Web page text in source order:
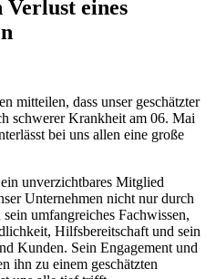
eines
mitteilen, dass unser geschätzter
schwerer Krankheit am 06. Mai
bei uns allen eine große
unverzichtbares Mitglied
Unternehmen nicht nur durch
umfangreiches Fachwissen,
Hilfsbereitschaft und sein
Kunden. Sein Engagement und
ihn zu einem geschätzten